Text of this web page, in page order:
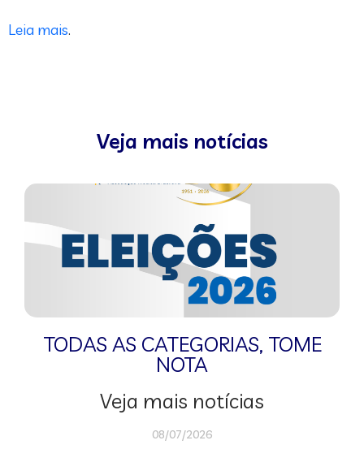
Leia mais.
Veja mais notícias
TODAS AS CATEGORIAS, TOME
NOTA
Veja mais notícias
08/07/2026